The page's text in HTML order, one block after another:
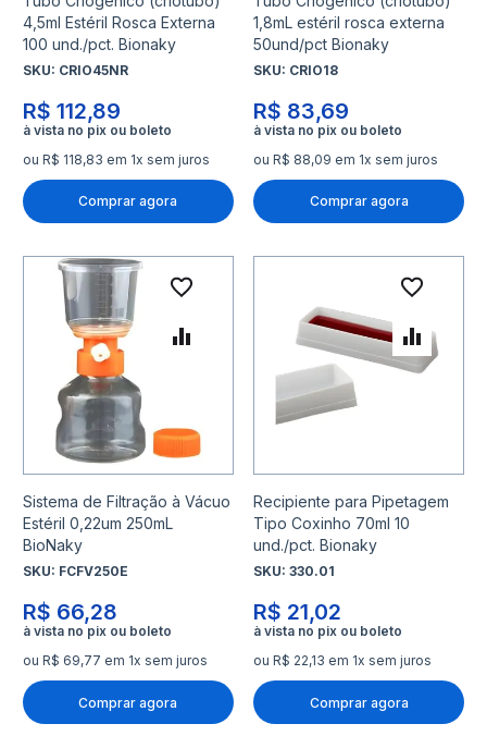
4,5ml Estéril Rosca Externa
100 und./pct. Bionaky
SKU: CRIO45NR
R$ 112,89
ou R$ 118,83 em 1x sem juros
Comprar agora
1,8mL estéril rosca externa
50und/pct Bionaky
SKU: CRIO18
R$ 83,69
ou R$ 88,09 em 1x sem juros
Comprar agora
Sistema de Filtração à Vácuo
Estéril 0,22um 250mL
BioNaky
SKU: FCFV250E
R$ 66,28
ou R$ 69,77 em 1x sem juros
Comprar agora
Adicionar à lista de
Adicionar para Comparar
Recipiente para Pipetagem
Tipo Coxinho 70ml 10
und./pct. Bionaky
SKU:330.01
R$ 21,02
ou R$ 22,13 em 1x sem juros
Comprar agora